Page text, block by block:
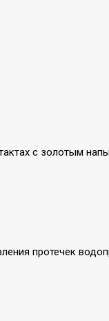
с золотым
протечек